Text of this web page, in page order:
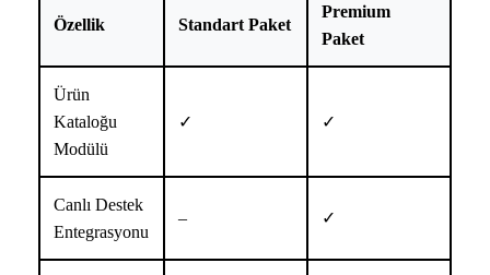
Özellik Standart Paket
Premium
Paket
Ürün
Kataloğu
Modülü
✓ ✓
Canlı Destek
Entegrasyonu
– ✓